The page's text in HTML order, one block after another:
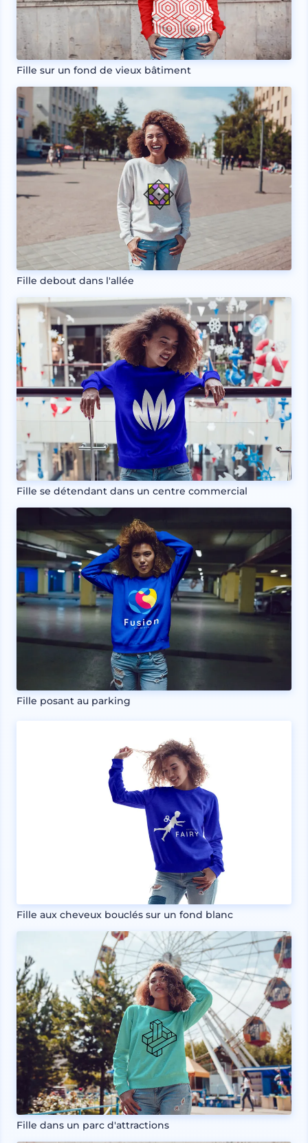
Fille sur un fond de vieux bâtiment
Fille debout dans l'allée
Fille se détendant dans un centre commercial
Fille posant au parking
Fille aux cheveux bouclés sur un fond blanc
Fille dans un parc d'attractions